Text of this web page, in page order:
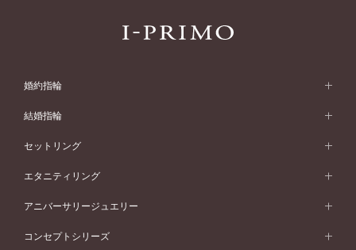
婚約指輪
婚約指輪 (エンゲージリング)
婚約指輪一覧
ピンクゴールド
ウェーブライン
結婚指輪
結婚指輪 (マリッジリング)
結婚指輪一覧
セットリング
セットリング
セットリング一覧
エタニティリング
エタニティリング
エタニティリング一覧
アニバーサリージュエリー
アニバーサリージュエリー
コンセプトシリーズ